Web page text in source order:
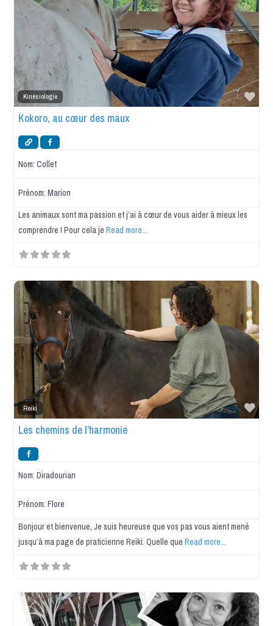
Kinésiologie
Kokoro, au cœur des maux
Nom:Collet
Prénom:Marion
Les animaux sont ma passion et j’ai à cœur de vous aider à mieux les
comprendre ! Pour cela jeRead more...
Reiki
Les chemins de l’harmonie
Nom:Diradourian
Prénom:Flore
Bonjour et bienvenue, Je suis heureuse que vos pas vous aient mené
jusqu’à ma page de praticienne Reiki. Quelle queRead more...